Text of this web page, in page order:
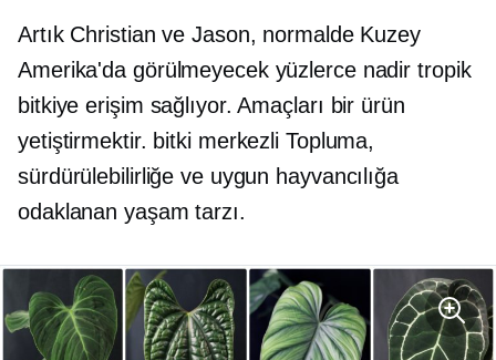
Artık Christian ve Jason, normalde Kuzey
Amerika'da görülmeyecek yüzlerce nadir tropik
bitkiye erişim sağlıyor. Amaçları bir ürün
yetiştirmektir. bitki merkezli Topluma,
sürdürülebilirliğe ve uygun hayvancılığa
odaklanan yaşam tarzı.